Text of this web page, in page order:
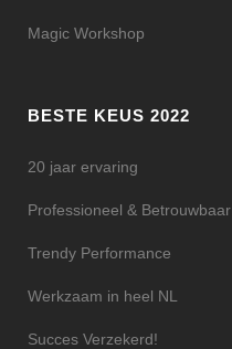
Magic Workshop
BESTE KEUS 2022
20 jaar ervaring
Professioneel & Betrouwbaar
Trendy Performance
Werkzaam in heel NL
Succes Verzekerd!